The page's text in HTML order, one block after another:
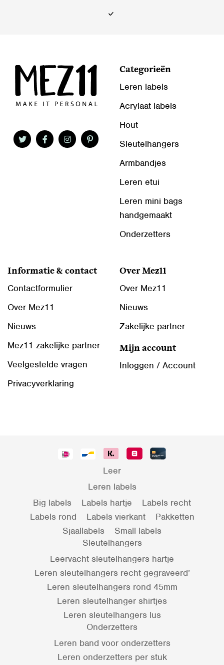
Categorieën
Leren labels
Acrylaat labels
Hout
Sleutelhangers
Armbandjes
Leren etui
Leren mini bags
handgemaakt
Onderzetters
Informatie & contact
Contactformulier
Over Mez11
Nieuws
Mez11 zakelijke partner
Veelgestelde vragen
Privacyverklaring
Over Mez11
Over Mez11
Nieuws
Zakelijke partner
Mijn account
Inloggen / Account
Leer
Leren labels
Big labels
Labels hartje
Labels recht
Labels rond
Labels vierkant
Pakketten
Sjaallabels
Small labels
Sleutelhangers
Leervacht sleutelhangers hartje
Leren sleutelhangers recht gegraveerd’
Leren sleutelhangers rond 45mm
Leren sleutelhanger shirtjes
Leren sleutelhangers lus
Onderzetters
Leren band voor onderzetters
Leren onderzetters per stuk